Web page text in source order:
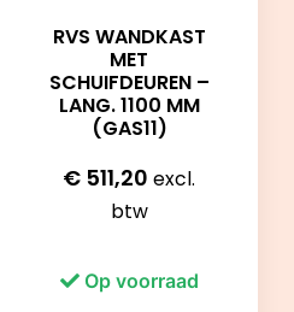
RVS WANDKAST
MET
SCHUIFDEUREN –
LANG. 1100 MM
(GAS11)
€ 511,20 excl.
btw
Op voorraad